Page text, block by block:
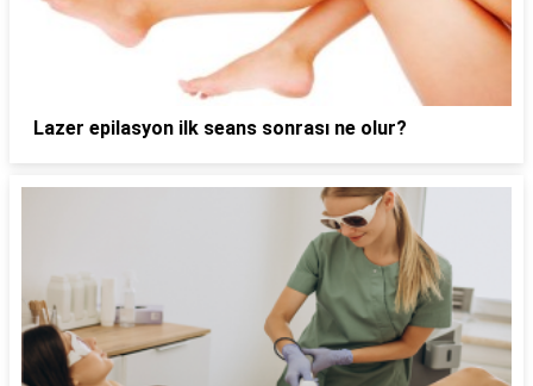
Lazer epilasyon ilk seans sonrası ne olur?